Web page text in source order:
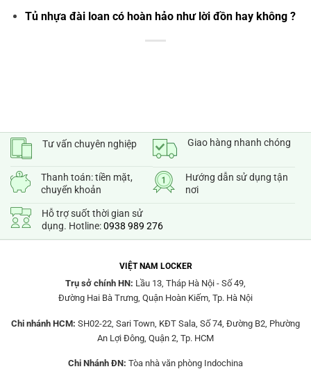
Tủ nhựa đài loan có hoàn hảo như lời đồn hay không ?
Tư vấn chuyên nghiệp Giao hàng nhanh chóng
Thanh toán: tiền mặt,
chuyển khoản
Hướng dẫn sử dụng tận
nơi
Hỗ trợ suốt thời gian sử
dụng. Hotline:0938 989 276
VIỆT NAM LOCKER
Trụ sở chính HN: Lầu 13, Tháp Hà Nội - Số 49,
Đường Hai Bà Trưng, Quận Hoàn Kiếm, Tp. Hà Nội
Chi nhánh HCM: SH02-22, Sari Town, KĐT Sala, Số 74, Đường B2, Phường
An Lợi Đông, Quận 2, Tp. HCM
Chi Nhánh ĐN: Tòa nhà văn phòng Indochina